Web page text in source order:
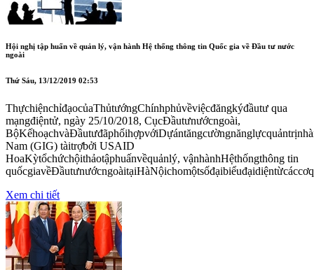
Hội nghị tập huấn về quản lý, vận hành Hệ thống thông tin Quốc gia về Đầu tư nước
ngoài
Thứ Sáu, 13/12/2019 02:53
ThựchiệnchỉđạocủaThủtướngChínhphủvềviệcđăngkýđầutư qua
mạngđiệntử, ngày 25/10/2018, CụcĐầutưnướcngoài,
Nam (GIG) tàitrợbởi USAID
HoaKỳtổchứchộithảotậphuấnvềquảnlý, vậnhànhHệthốngthông tin
Xem chi tiết